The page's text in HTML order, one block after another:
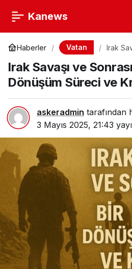
Kanews
Haberler Vatan
Irak
Krizler
Irak Savaşı ve
Dönüşüm Süreci ve
askeradmin tarafından
3 Mayıs 2025, 21:43